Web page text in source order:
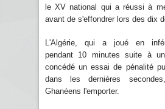
le XV national qui a réussi à
avant de s'effondrer lors des dix
L'Algérie, qui a joué en
pendant 10 minutes suite à
concédé un essai de pénalité
dans les dernières
Ghanéens l'emporter.